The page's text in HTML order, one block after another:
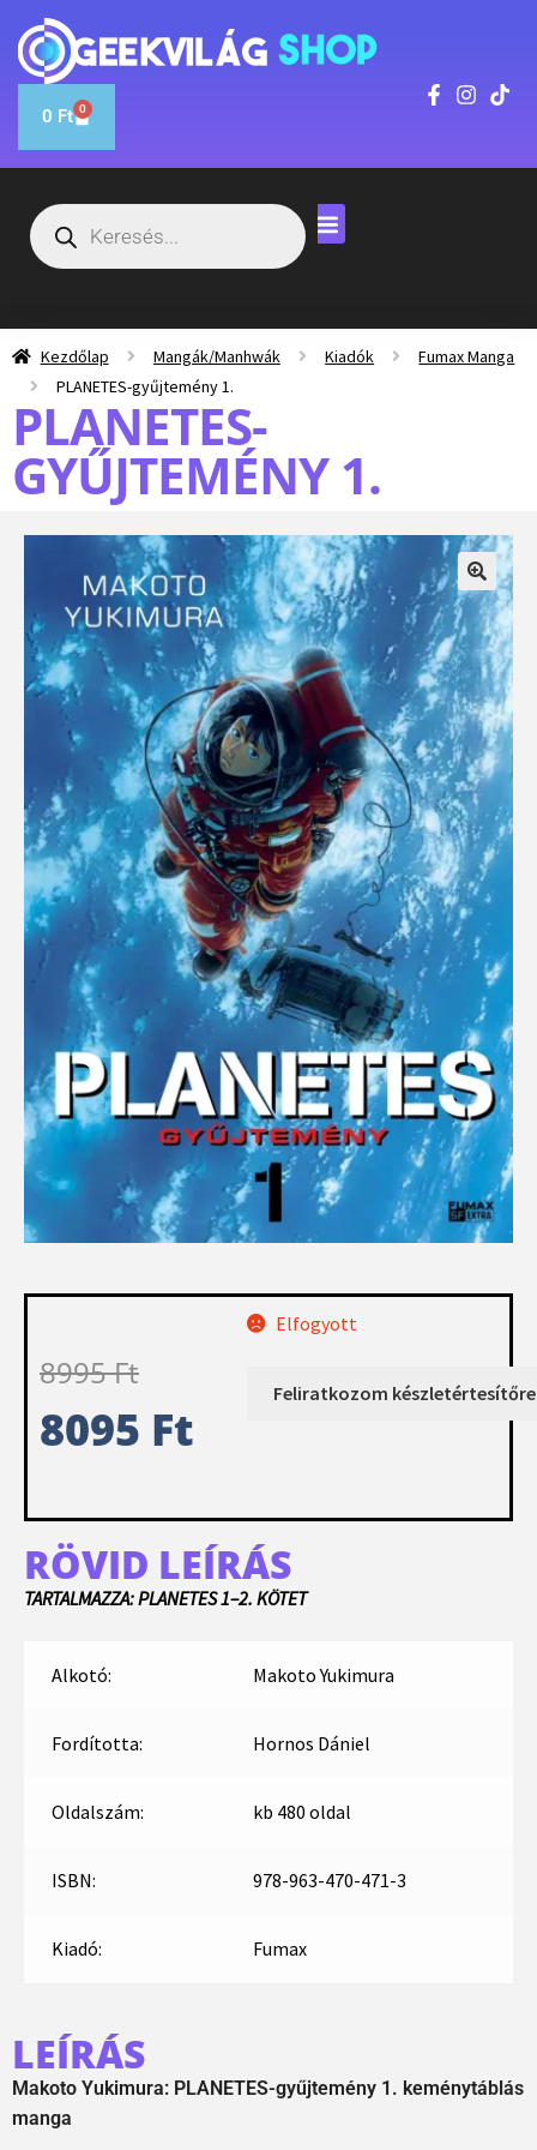
0 Ft 0
Kezdőlap Mangák/Manhwák Kiadók
Fumax Manga
PLANETES-gyűjtemény 1.
PLANETES-
GYŰJTEMÉNY 1.
8995Ft
8095 Ft
Elfogyott
RÖVID LEÍRÁS
TARTALMAZZA: PLANETES 1–2. KÖTET
Alkotó: Makoto Yukimura
Fordította: Hornos Dániel
Oldalszám: kb 480 oldal
ISBN: 978-963-470-471-3
Kiadó: Fumax
LEÍRÁS
Makoto Yukimura: PLANETES-gyűjtemény 1. keménytáblás
manga